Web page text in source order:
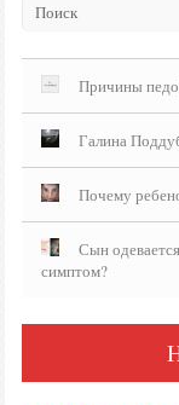
Причины
Галина
Почему
Сын
симптом?